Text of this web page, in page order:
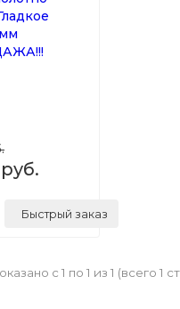
Быстрый заказ
с 1 по 1 из 1 (всего 1